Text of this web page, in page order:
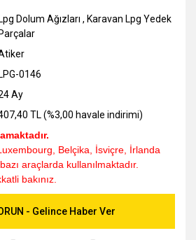
Lpg Dolum Ağızları , Karavan Lpg Yedek
Parçalar
LPG-0146
Ay
TL (%3,00 havale indirimi)
Belçika, İsviçre, İrlanda
araçlarda kullanılmaktadır.
bakınız.
- Gelince Haber Ver